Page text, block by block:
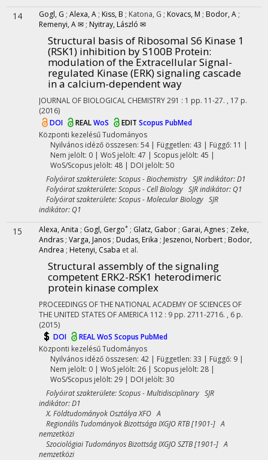
14 Gogl, G ; Alexa, A ; Kiss, B ; Katona, G ; Kovacs, M ; Bodor, A ;
Remenyi, A ✉ ; Nyitray, László ✉
Structural basis of Ribosomal S6 Kinase 1
(RSK1) inhibition by S100B Protein:
modulation of the Extracellular Signal-
regulated Kinase (ERK) signaling cascade
in a calcium-dependent way
JOURNAL OF BIOLOGICAL CHEMISTRY291 : 1 pp. 11-27. , 17 p.
(2016)
DOI
REALWoS EDIT Scopus PubMed
Központi kezelésűTudományos
Nyilvános idéző összesen: 54| Független: 43 | Függő: 11 |
Nem jelölt: 0 | WoS jelölt: 47 | Scopus jelölt: 45 |
WoS/Scopus jelölt: 48 | DOI jelölt: 50
Folyóirat szakterülete: Scopus - Biochemistry SJR indikátor: D1
Folyóirat szakterülete: Scopus - Cell Biology SJR indikátor: Q1
Folyóirat szakterülete: Scopus - Molecular Biology SJR
indikátor: Q1
15 Alexa, Anita ; Gogl, Gergo* ; Glatz, Gabor ; Garai, Agnes ; Zeke,
Andras ; Varga, Janos ; Dudas, Erika ; Jeszenoi, Norbert ; Bodor,
Andrea ; Hetenyi, Csaba et al.
Structural assembly of the signaling
competent ERK2-RSK1 heterodimeric
protein kinase complex
PROCEEDINGS OF THE NATIONAL ACADEMY OF SCIENCES OF
THE UNITED STATES OF AMERICA 112 : 9 pp. 2711-2716. , 6 p.
(2015)
DOI
REALWoS Scopus PubMed
Központi kezelésűTudományos
Nyilvános idéző összesen: 42| Független: 33 | Függő: 9 |
Nem jelölt: 0 | WoS jelölt: 26 | Scopus jelölt: 28 |
WoS/Scopus jelölt: 29 | DOI jelölt: 30
Folyóirat szakterülete: Scopus - Multidisciplinary SJR
indikátor: D1
X. Földtudományok Osztálya XFO A
Regionális Tudományok Bizottsága IXGJO RTB [1901-] A
nemzetközi
Szociológiai Tudományos Bizottság IXGJO SZTB [1901-] A
nemzetközi